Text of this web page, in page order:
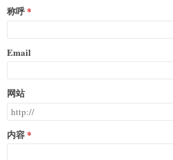
称呼
Email
网站
内容